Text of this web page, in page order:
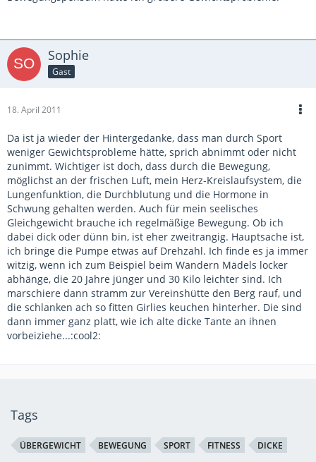
Sophie
Gast
18. April 2011
Da ist ja wieder der Hintergedanke, dass man durch Sport
weniger Gewichtsprobleme hätte, sprich abnimmt oder nicht
zunimmt. Wichtiger ist doch, dass durch die Bewegung,
möglichst an der frischen Luft, mein Herz-Kreislaufsystem, die
Lungenfunktion, die Durchblutung und die Hormone in
Schwung gehalten werden. Auch für mein seelisches
Gleichgewicht brauche ich regelmäßige Bewegung. Ob ich
dabei dick oder dünn bin, ist eher zweitrangig. Hauptsache ist,
ich bringe die Pumpe etwas auf Drehzahl. Ich finde es ja immer
witzig, wenn ich zum Beispiel beim Wandern Mädels locker
abhänge, die 20 Jahre jünger und 30 Kilo leichter sind. Ich
marschiere dann stramm zur Vereinshütte den Berg rauf, und
die schlanken ach so fitten Girlies keuchen hinterher. Die sind
dann immer ganz platt, wie ich alte dicke Tante an ihnen
vorbeiziehe...:cool2:
Tags
ÜBERGEWICHT BEWEGUNG SPORT FITNESS DICKE